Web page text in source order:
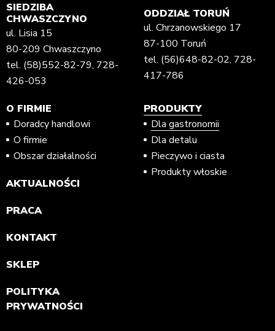
SIEDZIBA
CHWASZCZYNO
ul. Lisia 15
80-209 Chwaszczyno
tel. (58)552-82-79, 728-
426-053
ODDZIAŁ TORUŃ
ul. Chrzanowskiego 17
87-100 Toruń
tel. (56)648-82-02, 728-
417-786
O FIRMIE
Doradcy handlowi
O firmie
Obszar działalności
AKTUALNOŚCI
PRACA
KONTAKT
SKLEP
POLITYKA
PRYWATNOŚCI
PRODUKTY
Dla gastronomii
Dla detalu
Pieczywo i ciasta
Produkty włoskie